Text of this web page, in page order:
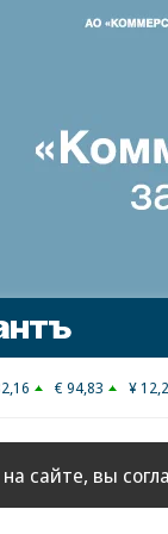
€ 94,83 ¥
сайте, вы